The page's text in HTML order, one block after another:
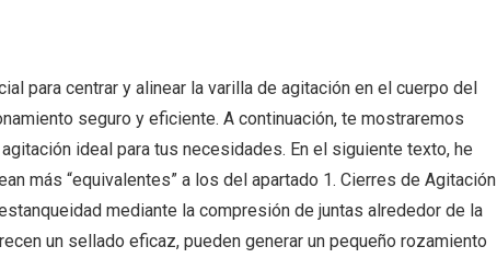
para centrar y alinear la varilla de agitación en el cuerpo del
seguro y eficiente. A continuación, te mostraremos
ideal para tus necesidades. En el siguiente texto, he
más “equivalentes” a los del apartado 1. Cierres de Agitación
mediante la compresión de juntas alrededor de la
un sellado eficaz, pueden generar un pequeño rozamiento